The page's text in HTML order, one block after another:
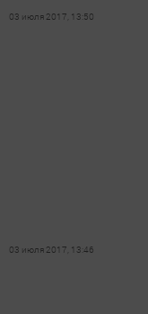
03 июля 2017, 13:50
03 июля 2017, 13:46